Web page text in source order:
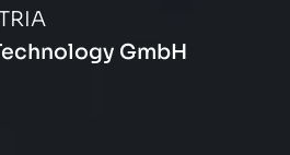
GmbH